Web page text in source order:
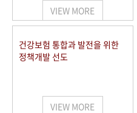
VIEW MORE
건강보험 통합과 발전을 위한
정책개발 선도
VIEW MORE